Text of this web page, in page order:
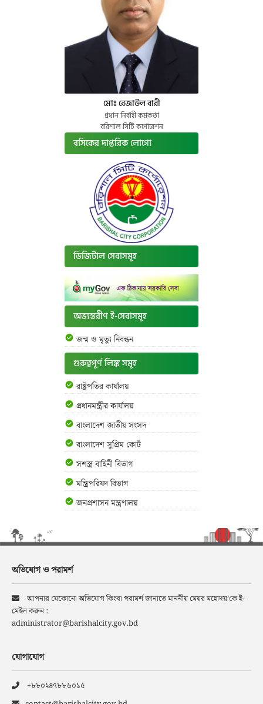
মোঃ রেজাউল বারী
প্রধান নির্বাহী কর্মকর্তা
বরিশাল সিটি কর্পোরেশন
বসিকের দাপ্তরিক লোগো
ডিজিটাল সেবাসমূহ
অভ্যন্তরীণ ই-সেবাসমূহ
জন্ম ও মৃত্যু নিবন্ধন
গুরুত্বপূর্ণ লিঙ্ক সমূহ
রাষ্ট্রপতির কার্যালয়
প্রধানমন্ত্রীর কার্যালয়
বাংলাদেশ জাতীয় সংসদ
বাংলাদেশ সুপ্রিম কোর্ট
সশস্ত্র বাহিনী বিভাগ
মন্ত্রিপরিষদ বিভাগ
জনপ্রশাসন মন্ত্রণালয়
অভিযোগ ও পরামর্শ
আপনার যেকোনো অভিযোগ কিংবা পরামর্শ জানাতে মাননীয় মেয়র মহোদয়’কে ই-
মেইল করুন :
administrator@barishalcity.gov.bd
যোগাযোগ
+৮৮০২৪৭৮৮৬০১৫